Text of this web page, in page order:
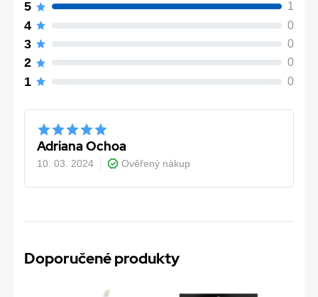
5 1
4 0
3 0
2 0
1 0
Adriana Ochoa
10. 03. 2024 Ověřený nákup
Doporučené produkty